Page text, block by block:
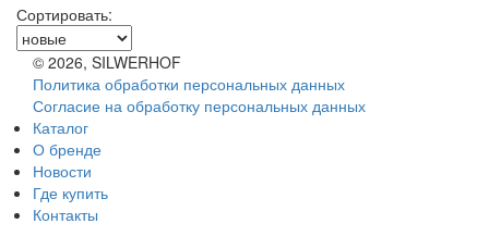
Сортировать:
© 2026, SILWERHOF
Политика обработки персональных данных
Согласие на обработку персональных данных
Каталог
О бренде
Новости
Где купить
Контакты